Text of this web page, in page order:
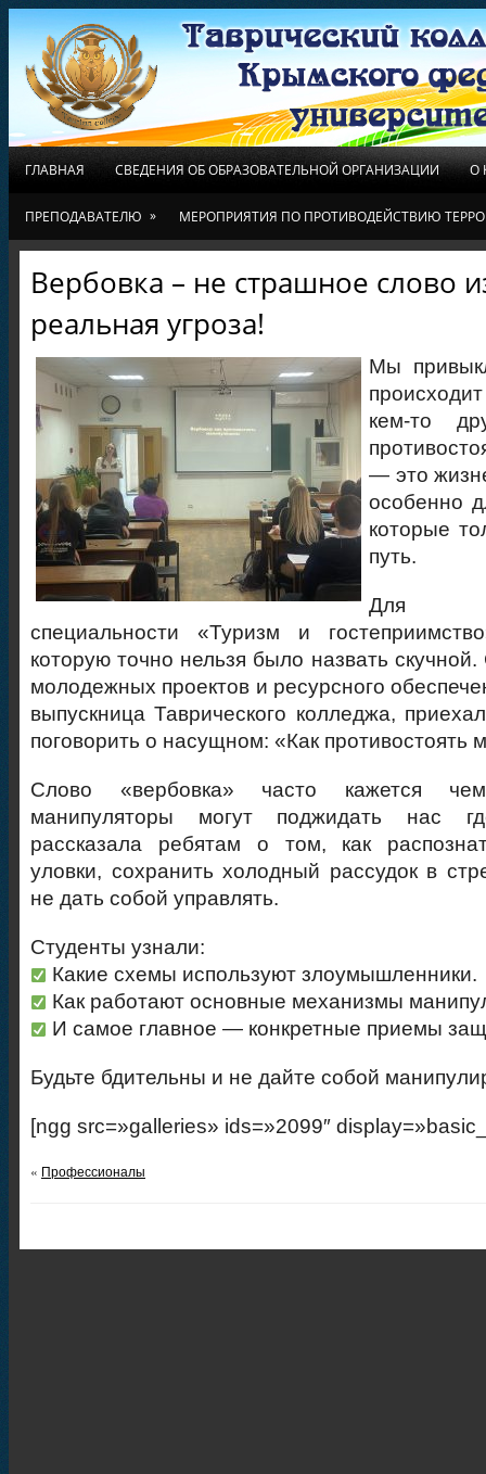
ГЛАВНАЯ СВЕДЕНИЯ ОБ ОБРАЗОВАТЕЛЬНОЙ ОРГАНИЗАЦИИ О
ПРЕПОДАВАТЕЛЮ » МЕРОПРИЯТИЯ ПО ПРОТИВОДЕЙСТВИЮ
Вербовка – не страшное слово
реальная угроза!
Мы
кем-то
— это
особенно
которые
путь.
Для
специальности «Туризм и
которую точно нельзя было назвать
молодежных проектов и ресурсного
выпускница Таврического колледжа,
поговорить о насущном: «Как противостоять
Слово «вербовка» часто кажется
манипуляторы могут поджидать нас
рассказала ребятам о том, как
уловки, сохранить холодный рассудок в
не дать собой управлять.
Студенты узнали:
Какие схемы используют злоумышленники.
Как работают основные механизмы
И самое главное — конкретные приемы
Будьте бдительны и не дайте собой
[ngg src=»galleries» ids=»2099″
« Профессионалы